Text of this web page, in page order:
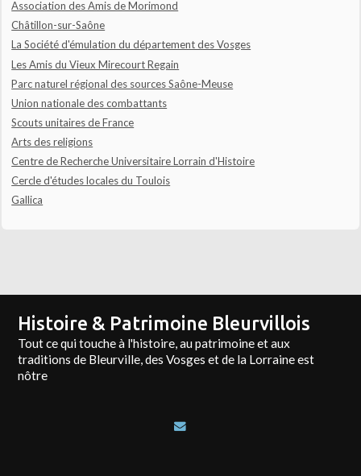
Association des Amis de Morimond
Châtillon-sur-Saône
La Société d'émulation du département des Vosges
Les Amis du Vieux Mirecourt Regain
Parc naturel régional des sources Saône-Meuse
Union nationale des combattants
Scouts unitaires de France
Arts des religions
Centre de Recherche Universitaire Lorrain d'Histoire
Cercle d'études locales du Toulois
Gallica
Histoire & Patrimoine Bleurvillois
Tout ce qui touche à l'histoire, au patrimoine et aux
traditions de Bleurville, des Vosges et de la Lorraine est
nôtre